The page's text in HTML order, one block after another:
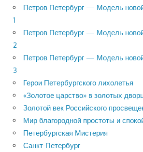
Петров Петербург — Модель
1
Петров Петербург — Модель
2
Петров Петербург — Модель
3
Герои Петербургского лихолетья
«Золотое царство» в золотых
Золотой век Российского
Мир благородной простоты и
Петербургская Мистерия
Санкт-Петербург